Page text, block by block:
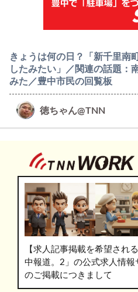
きょうは何の日？「新千里南
したみたい」／関連の話題：
みた／豊中市民の回覧板
徳ちゃん@TNN
【求人記事掲載を希望され
中報道。2」の公式求人情報
のご掲載につきまして